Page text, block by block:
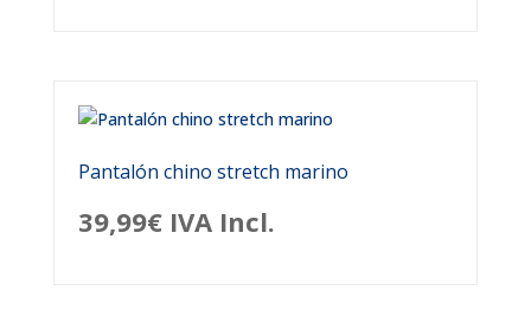
Pantalón chino stretch marino
39,99€ IVA Incl.